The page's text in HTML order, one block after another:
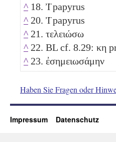
^ 18. Ἰ̈ papyrus
^ 20. Ἰ̈ papyrus
^ 21. τελειώσω
^ 22. BL cf. 8.29: κη
^ 23. ἐσημειωσάμην
Haben Sie Fragen oder
Impressum Datenschutz